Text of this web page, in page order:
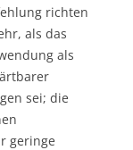
richten
als das
als
sei; die
geringe